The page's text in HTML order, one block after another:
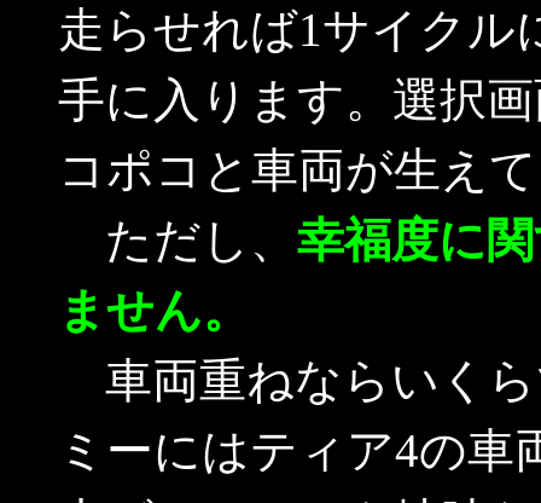
走らせれば1サイクル
手に入ります。選択
コポコと車両が生え
ただし、 幸福度に
ません。
車両重ねならいく
ミーにはティア4の車